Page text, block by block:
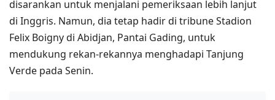
disarankan untuk menjalani pemeriksaan lebih lanjut
di Inggris. Namun, dia tetap hadir di tribune Stadion
Felix Boigny di Abidjan, Pantai Gading, untuk
mendukung rekan-rekannya menghadapi Tanjung
Verde pada Senin.